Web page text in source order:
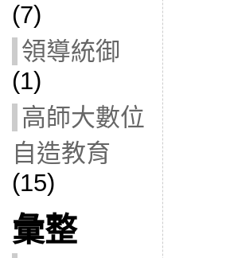
(7)
領導統御
(1)
高師大數位
自造教育
(15)
彙整